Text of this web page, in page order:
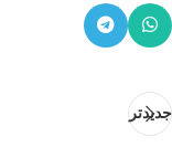
جدیدتر